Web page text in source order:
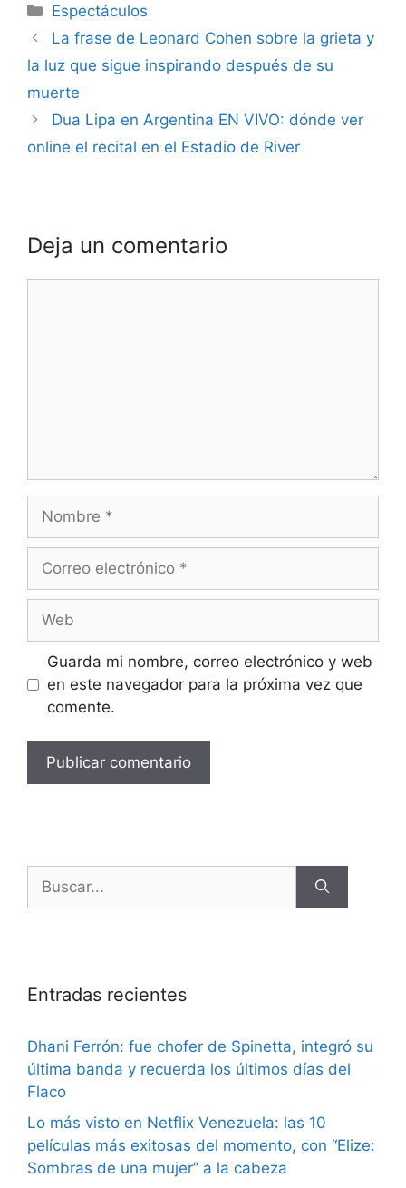
Espectáculos
La frase de Leonard Cohen sobre la grieta y
la luz que sigue inspirando después de su
muerte
Dua Lipa en Argentina EN VIVO: dónde ver
online el recital en el Estadio de River
Deja un comentario
Guarda mi nombre, correo electrónico y web
en este navegador para la próxima vez que
comente.
Entradas recientes
Dhani Ferrón: fue chofer de Spinetta, integró su
última banda y recuerda los últimos días del
Flaco
Lo más visto en Netflix Venezuela: las 10
películas más exitosas del momento, con “Elize:
Sombras de una mujer” a la cabeza